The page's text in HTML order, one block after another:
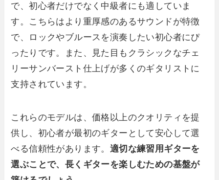
で、初心者だけでなく中級者にも適していま
す。こちらはより重厚感のあるサウンドが特徴
で、ロックやブルースを演奏したい初心者にぴ
ったりです。また、見た目もクラシックなチェ
リーサンバースト仕上げが多くのギタリストに
支持されています。
これらのモデルは、価格以上のクオリティを提
供し、初心者が最初のギターとして安心して選
べる信頼性があります。 適切な練習用ギターを
選ぶことで、長くギターを楽しむための基盤が